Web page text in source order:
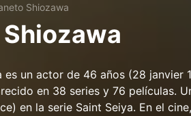
Shiozawa
es un actor de 46 años (28 janvier
en 38 series y 76 películas.
en la serie Saint Seiya. En el